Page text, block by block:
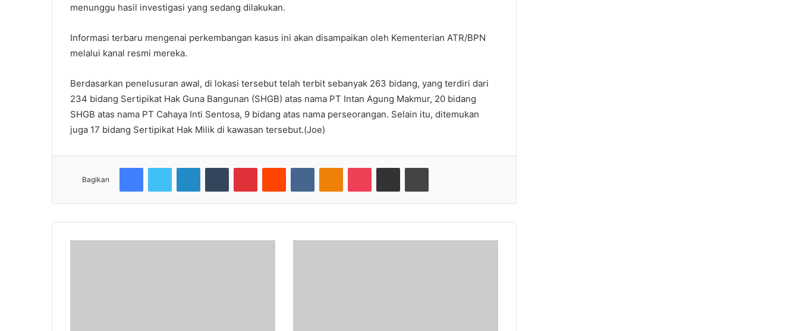
menunggu hasil investigasi yang sedang dilakukan.
Informasi terbaru mengenai perkembangan kasus ini akan disampaikan oleh Kementerian ATR/BPN
melalui kanal resmi mereka.
Berdasarkan penelusuran awal, di lokasi tersebut telah terbit sebanyak 263 bidang, yang terdiri dari
234 bidang Sertipikat Hak Guna Bangunan (SHGB) atas nama PT Intan Agung Makmur, 20 bidang
SHGB atas nama PT Cahaya Inti Sentosa, 9 bidang atas nama perseorangan. Selain itu, ditemukan
juga 17 bidang Sertipikat Hak Milik di kawasan tersebut.(Joe)
Bagikan
FacebookTwitter LinkedInTumblr PinterestReddit VKontakteOdnoklassniki
Pocket Share via Email Cetak